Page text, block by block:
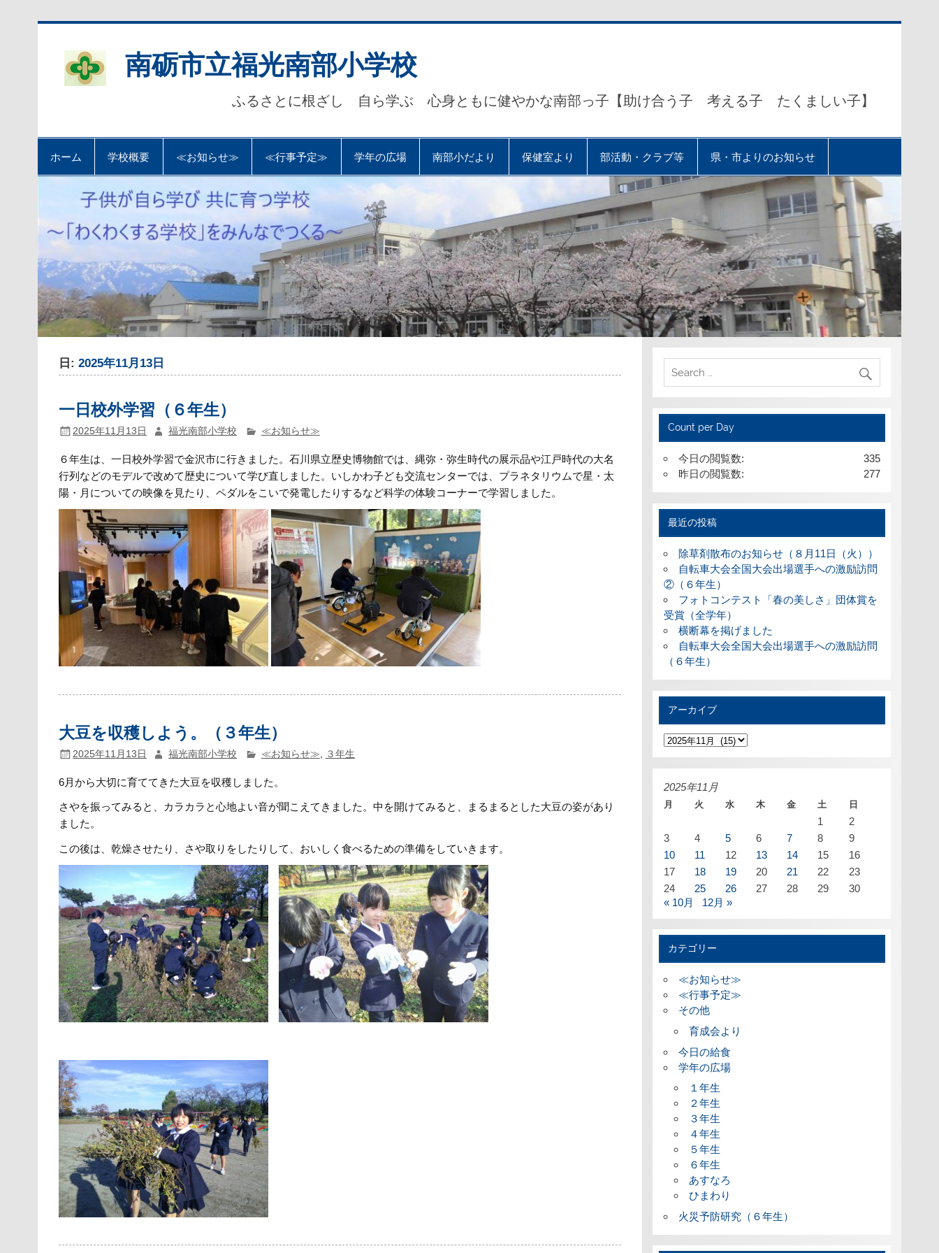
南砺市立福光南部小学校
ふるさとに根ざし 自ら学ぶ 心身ともに健やかな南部っ子【助け合う子 考える子 たくましい子】
ホーム 学校概要 ≪お知らせ≫ ≪行事予定≫ 学年の広場 南部小だより 保健室より 部活動・クラブ等 県・市よりのお知らせ
日:2025年11月13日
一日校外学習（６年生）
2025年11月13日 福光南部小学校 ≪お知らせ≫
６年生は、一日校外学習で金沢市に行きました。石川県立歴史博物館では、縄弥・弥生時代の展示品や江戸時代の大名
行列などのモデルで改めて歴史について学び直しました。いしかわ子ども交流センターでは、プラネタリウムで星・太
陽・月についての映像を見たり、ペダルをこいで発電したりするなど科学の体験コーナーで学習しました。
大豆を収穫しよう。（３年生）
2025年11月13日 福光南部小学校 ≪お知らせ≫ ３年生
6月から大切に育ててきた大豆を収穫しました。
さやを振ってみると、カラカラと心地よい音が聞こえてきました。中を開けてみると、まるまるとした大豆の姿があり
ました。
この後は、乾燥させたり、さや取りをしたりして、おいしく食べるための準備をしていきます。
Count per Day
335
今日の閲覧数:
277
昨日の閲覧数:
最近の投稿
除草剤散布のお知らせ（８月11日（火））
自転車大会全国大会出場選手への激励訪問
②（６年生）
フォトコンテスト「春の美しさ」団体賞を
受賞（全学年）
横断幕を掲げました
自転車大会全国大会出場選手への激励訪問
（６年生）
アーカイブ
ア
ー
カ
イ
2025年11月
月 火 水 木 金 土 日
1
2
3
4 5 6 7 8
9
10
11 12 13 14 15
16
17
18 19 20 21 22
23
24
25 26 27 28 29
30
« 10月
12月 »
カテゴリー
≪お知らせ≫
≪行事予定≫
その他
育成会より
今日の給食
学年の広場
１年生
２年生
３年生
４年生
５年生
６年生
あすなろ
ひまわり
火災予防研究（６年生）